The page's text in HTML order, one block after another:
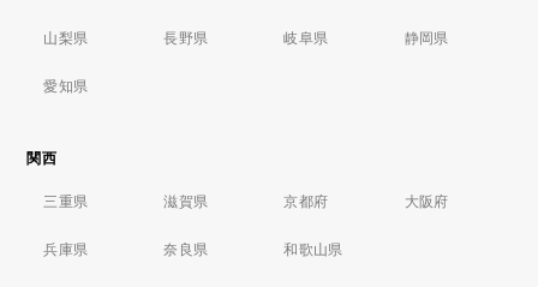
山梨県 長野県 岐阜県 静岡県
愛知県
関西
三重県 滋賀県 京都府 大阪府
兵庫県 奈良県 和歌山県